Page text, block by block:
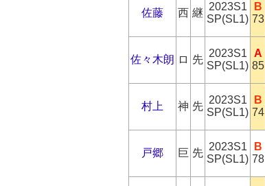
佐藤 西 継
2023S1
SP(SL1)
B
73
佐々木朗 ロ 先
2023S1
SP(SL1)
A
85
村上 神 先
2023S1
SP(SL1)
B
74
戸郷 巨 先
2023S1
SP(SL1)
B
78